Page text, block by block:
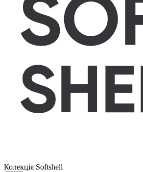
Колекція Softshell